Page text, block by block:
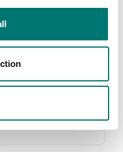
Kern
VARUMÄRKE